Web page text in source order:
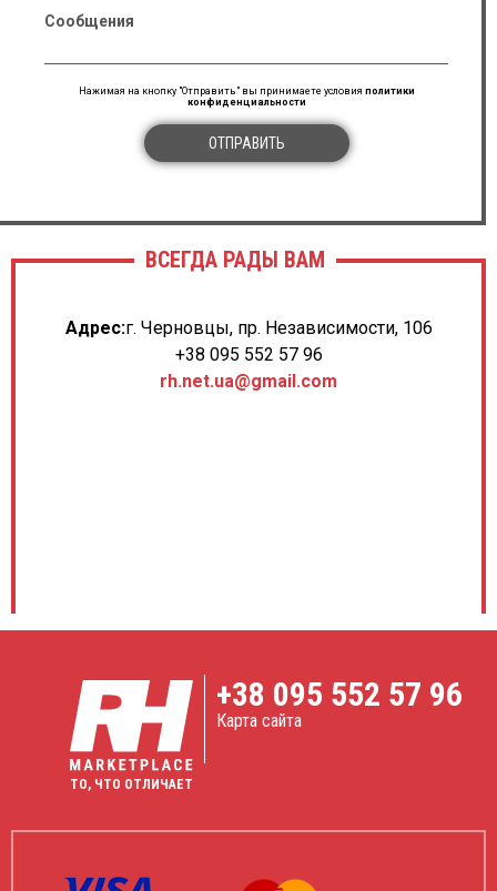
Сообщения
Нажимая на кнопку "Отправить" вы принимаете условия политики
конфиденциальности
ОТПРАВИТЬ
ВСЕГДА РАДЫ ВАМ
Адрес:г. Черновцы, пр. Независимости, 106
+38 095 552 57 96
rh.net.ua@gmail.com
ТО, ЧТО ОТЛИЧАЕТ
+38 095 552 57 96
Карта сайта